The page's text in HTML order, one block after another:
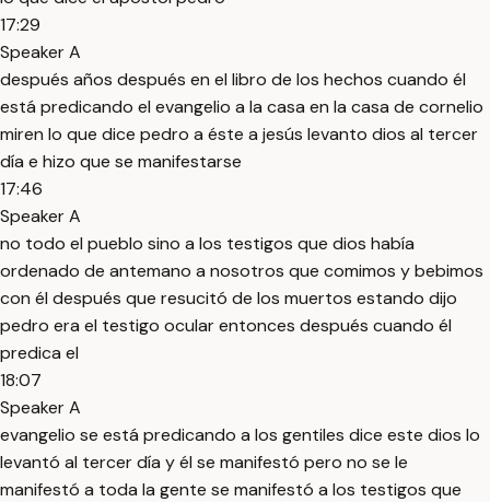
17:29
Speaker A
después años después en el libro de los hechos cuando él
está predicando el evangelio a la casa en la casa de cornelio
miren lo que dice pedro a éste a jesús levanto dios al tercer
día e hizo que se manifestarse
17:46
Speaker A
no todo el pueblo sino a los testigos que dios había
ordenado de antemano a nosotros que comimos y bebimos
con él después que resucitó de los muertos estando dijo
pedro era el testigo ocular entonces después cuando él
predica el
18:07
Speaker A
evangelio se está predicando a los gentiles dice este dios lo
levantó al tercer día y él se manifestó pero no se le
manifestó a toda la gente se manifestó a los testigos que